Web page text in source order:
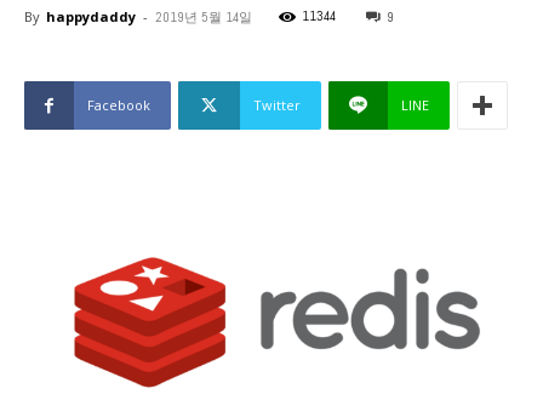
By happydaddy - 2019년 5월 14일 11344 9
Facebook Twitter LINE